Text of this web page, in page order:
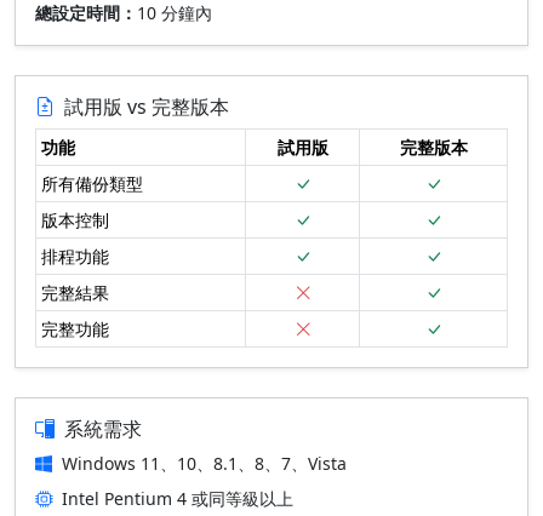
總設定時間： 10 分鐘內
試用版 vs 完整版本
功能 試用版
完整版本
所有備份類型
版本控制
排程功能
完整結果
完整功能
系統需求
Windows 11、10、8.1、8、7、Vista
Intel Pentium 4 或同等級以上